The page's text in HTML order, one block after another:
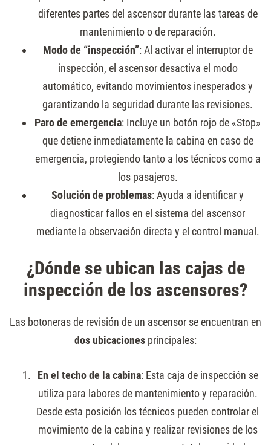
diferentes partes del ascensor durante las tareas de
mantenimiento o de reparación.
Modo de “inspección”: Al activar el interruptor de
inspección, el ascensor desactiva el modo
automático, evitando movimientos inesperados y
garantizando la seguridad durante las revisiones.
Paro de emergencia: Incluye un botón rojo de «Stop»
que detiene inmediatamente la cabina en caso de
emergencia, protegiendo tanto a los técnicos como a
los pasajeros.
Solución de problemas: Ayuda a identificar y
diagnosticar fallos en el sistema del ascensor
mediante la observación directa y el control manual.
¿Dónde se ubican las cajas de
inspección de los ascensores?
Las botoneras de revisión de un ascensor se encuentran en
dos ubicaciones principales:
En el techo de la cabina: Esta caja de inspección se
utiliza para labores de mantenimiento y reparación.
Desde esta posición los técnicos pueden controlar el
movimiento de la cabina y realizar revisiones de los